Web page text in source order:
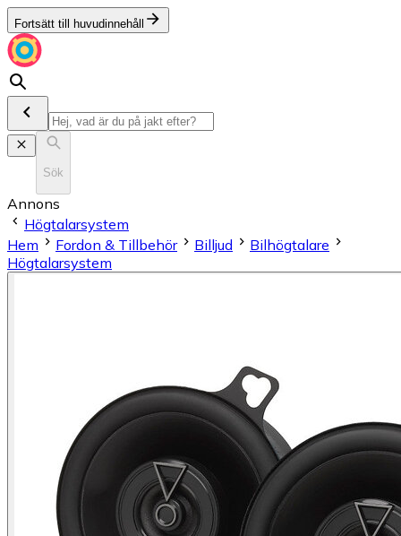
Fortsätt till huvudinnehåll
Sök
Annons
Högtalarsystem
Hem
Fordon & Tillbehör Billjud
Bilhögtalare
Högtalarsystem